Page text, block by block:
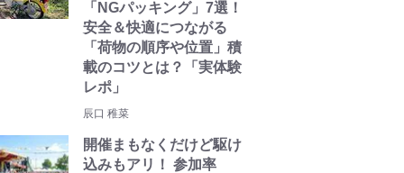
「NGパッキング」7選！
安全＆快適につながる
「荷物の順序や位置」積
載のコツとは？「実体験
レポ」
辰口 稚菜
開催まもなくだけど駆け
込みもアリ！ 参加率